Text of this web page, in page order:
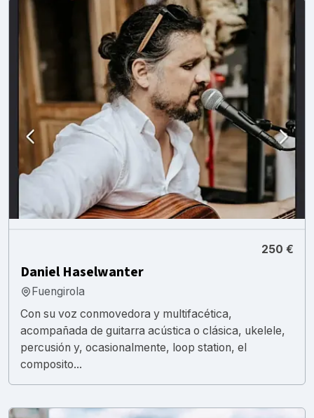
250 €
Daniel Haselwanter
Fuengirola
Con su voz conmovedora y multifacética,
acompañada de guitarra acústica o clásica, ukelele,
percusión y, ocasionalmente, loop station, el
composito...